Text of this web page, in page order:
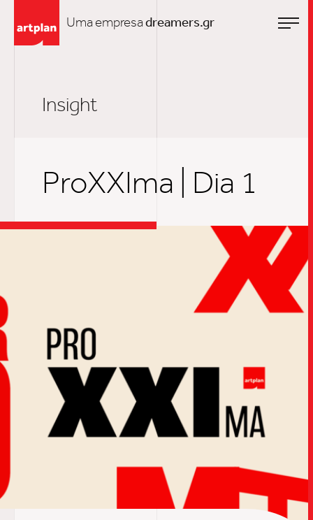
Uma empresadreamers.gr
Insight
ProXXIma | Dia 1